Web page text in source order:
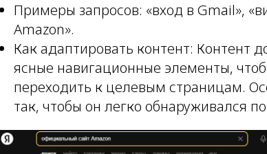
Примеры запросов: «вход в Gmail»,
Amazon».
Как адаптировать контент: Контент
ясные навигационные элементы,
переходить к целевым страницам.
так, чтобы он легко обнаруживался